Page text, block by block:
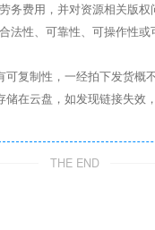
务费用，并对资源相关版权
法性、可靠性、可操作性或
可复制性，一经拍下发货概不
储在云盘，如发现链接失效
THE END